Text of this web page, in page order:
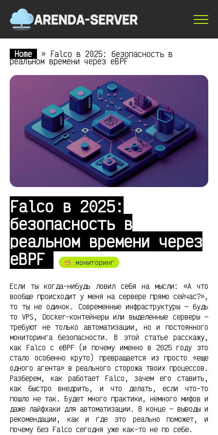
Home » Falco в 2025: безопасность в
реальном времени через eBPF
Falco в 2025:
безопасность в
реальном времени через
eBPF
🧐 мониторинг
Если ты когда-нибудь ловил себя на мысли: «А что
вообще происходит у меня на сервере прямо сейчас?»,
то ты не одинок. Современные инфраструктуры — будь
то VPS, Docker-контейнеры или выделенные серверы —
требуют не только автоматизации, но и постоянного
мониторинга безопасности. В этой статье расскажу,
как Falco с eBPF (и почему именно в 2025 году это
стало особенно круто) превращается из просто «еще
одного агента» в реального сторожа твоих процессов.
Разберем, как работает Falco, зачем его ставить,
как быстро внедрить, и что делать, если что-то
пошло не так. Будет много практики, немного мифов и
даже лайфхаки для автоматизации. В конце — выводы и
рекомендации, как и где это реально поможет, и
почему без Falco сегодня уже как-то не по себе.